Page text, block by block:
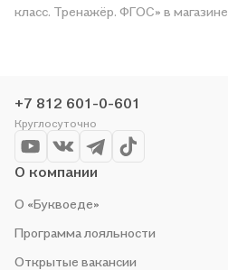
класс. Тренажёр. ФГОС» в магазине сети или закажите
+7 812 601-0-601
Круглосуточно
О компании
О «Буквоеде»
Программа лояльности
Открытые вакансии